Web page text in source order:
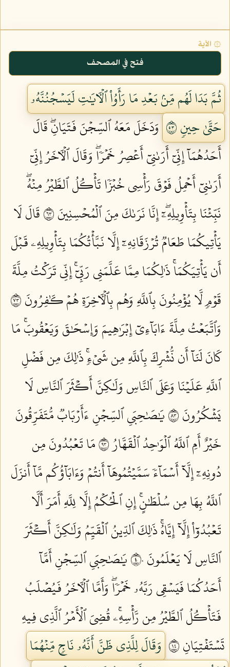
۞ الآية
فتح في المصحف
ثُمَّ بَدَا لَهُم مِّنۢ بَعۡدِ مَا رَأَوُاْ ٱلۡأٓيَٰتِ لَيَسۡجُنُنَّهُۥ
حَتَّىٰ حِينٖ ٣٥
وَدَخَلَ مَعَهُ ٱلسِّجۡنَ فَتَيَانِۖ قَالَ
أَحَدُهُمَآ إِنِّيٓ أَرَىٰنِيٓ أَعۡصِرُ خَمۡرٗاۖ وَقَالَ ٱلۡأٓخَرُ إِنِّيٓ
أَرَىٰنِيٓ أَحۡمِلُ فَوۡقَ رَأۡسِي خُبۡزٗا تَأۡكُلُ ٱلطَّيۡرُ مِنۡهُۖ
نَبِّئۡنَا بِتَأۡوِيلِهِۦٓۖ إِنَّا نَرَىٰكَ مِنَ ٱلۡمُحۡسِنِينَ ٣٦
قَالَ لَا
يَأۡتِيكُمَا طَعَامٞ تُرۡزَقَانِهِۦٓ إِلَّا نَبَّأۡتُكُمَا بِتَأۡوِيلِهِۦ قَبۡلَ
أَن يَأۡتِيَكُمَاۚ ذَٰلِكُمَا مِمَّا عَلَّمَنِي رَبِّيٓۚ إِنِّي تَرَكۡتُ مِلَّةَ
قَوۡمٖ لَّا يُؤۡمِنُونَ بِٱللَّهِ وَهُم بِٱلۡأٓخِرَةِ هُمۡ كَٰفِرُونَ ٣٧
وَٱتَّبَعۡتُ مِلَّةَ ءَابَآءِيٓ إِبۡرَٰهِيمَ وَإِسۡحَٰقَ وَيَعۡقُوبَۚ مَا
كَانَ لَنَآ أَن نُّشۡرِكَ بِٱللَّهِ مِن شَيۡءٖۚ ذَٰلِكَ مِن فَضۡلِ
ٱللَّهِ عَلَيۡنَا وَعَلَى ٱلنَّاسِ وَلَٰكِنَّ أَكۡثَرَ ٱلنَّاسِ لَا
يَشۡكُرُونَ ٣٨
يَٰصَٰحِبَيِ ٱلسِّجۡنِ ءَأَرۡبَابٞ مُّتَفَرِّقُونَ
خَيۡرٌ أَمِ ٱللَّهُ ٱلۡوَٰحِدُ ٱلۡقَهَّارُ ٣٩
مَا تَعۡبُدُونَ مِن
دُونِهِۦٓ إِلَّآ أَسۡمَآءٗ سَمَّيۡتُمُوهَآ أَنتُمۡ وَءَابَآؤُكُم مَّآ أَنزَلَ
ٱللَّهُ بِهَا مِن سُلۡطَٰنٍۚ إِنِ ٱلۡحُكۡمُ إِلَّا لِلَّهِ أَمَرَ أَلَّا
تَعۡبُدُوٓاْ إِلَّآ إِيَّاهُۚ ذَٰلِكَ ٱلدِّينُ ٱلۡقَيِّمُ وَلَٰكِنَّ أَكۡثَرَ
ٱلنَّاسِ لَا يَعۡلَمُونَ ٤٠
يَٰصَٰحِبَيِ ٱلسِّجۡنِ أَمَّآ
أَحَدُكُمَا فَيَسۡقِي رَبَّهُۥ خَمۡرٗاۖ وَأَمَّا ٱلۡأٓخَرُ فَيُصۡلَبُ
فَتَأۡكُلُ ٱلطَّيۡرُ مِن رَّأۡسِهِۦۚ قُضِيَ ٱلۡأَمۡرُ ٱلَّذِي فِيهِ
تَسۡتَفۡتِيَانِ ٤١
وَقَالَ لِلَّذِي ظَنَّ أَنَّهُۥ نَاجٖ مِّنۡهُمَا